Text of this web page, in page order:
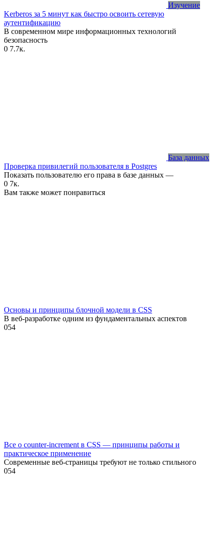
Изучение
Kerberos за 5 минут как быстро освоить сетевую
аутентификацию
В современном мире информационных технологий
безопасность
0 7.7к.
База данных
Проверка привилегий пользователя в Postgres
Показать пользователю его права в базе данных —
0 7к.
Вам также может понравиться
Основы и принципы блочной модели в CSS
В веб-разработке одним из фундаментальных аспектов
054
Все о counter-increment в CSS — принципы работы и
практическое применение
Современные веб-страницы требуют не только стильного
054